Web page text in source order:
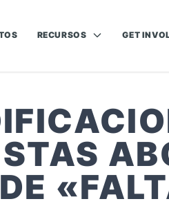
RECURSOS GET
DE